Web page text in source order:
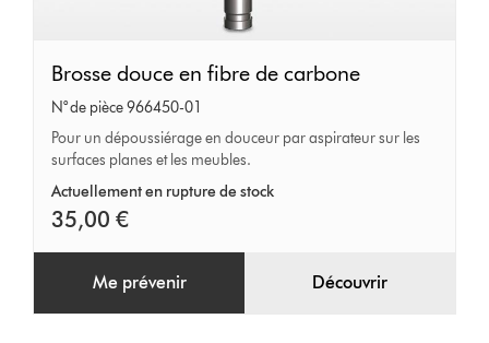
Brosse
douce
en
fibre
de
carbone
Brosse douce en fibre de carbone
N° de pièce 966450-01
Pour un dépoussiérage en douceur par aspirateur sur les
surfaces planes et les meubles.
Actuellement en rupture de stock
35,00 €
Me prévenir Découvrir